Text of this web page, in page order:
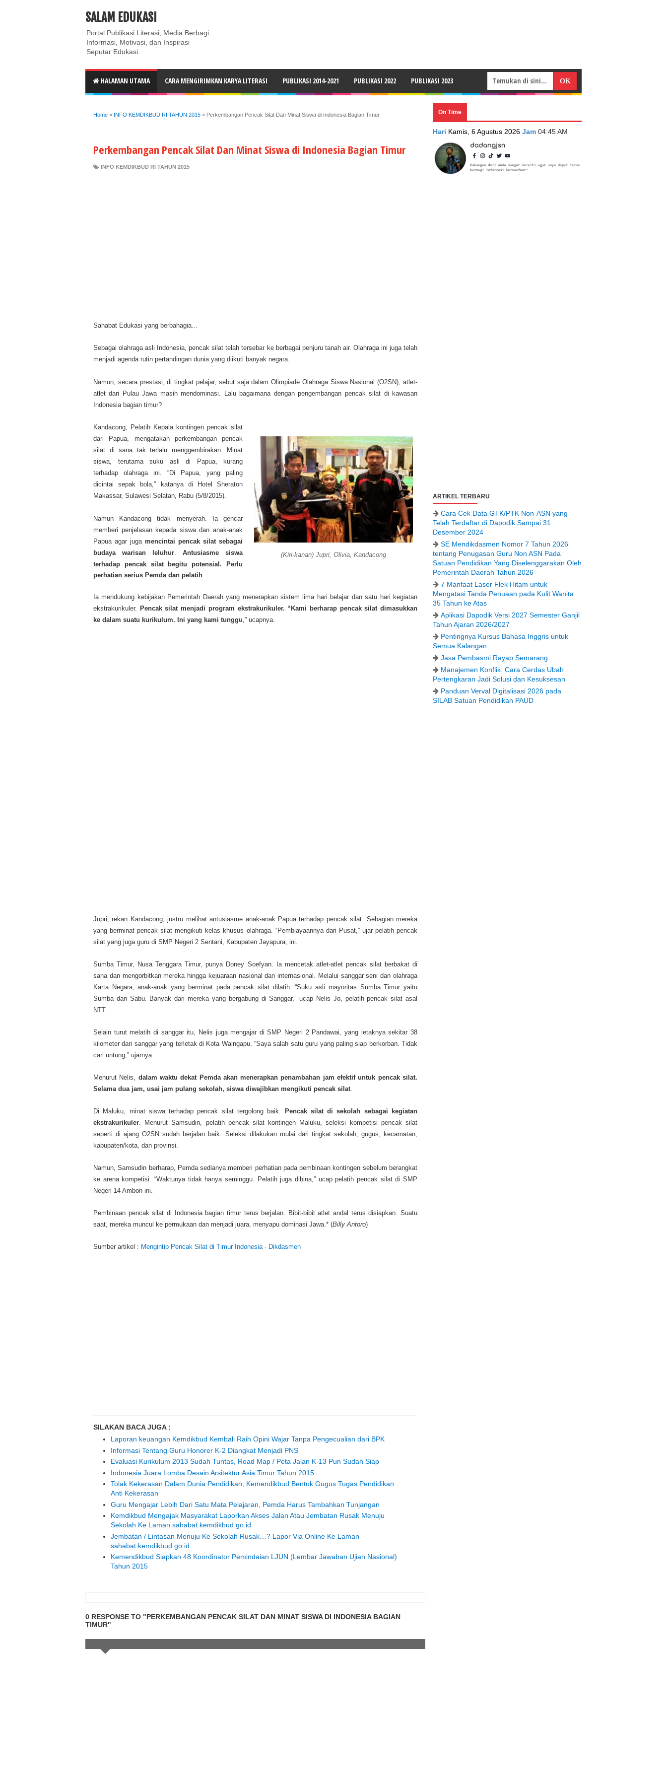
ABOUT CONTACT US
SALAM EDUKASI
Portal Publikasi Literasi, Media Berbagi
Informasi, Motivasi, dan Inspirasi
Seputar Edukasi.
HALAMAN UTAMA CARA MENGIRIMKAN KARYA LITERASI PUBLIKASI 2014-2021 PUBLIKASI 2022 PUBLIKASI 2023
Home » INFO KEMDIKBUD RI TAHUN 2015 » Perkembangan Pencak Silat Dan Minat Siswa di Indonesia Bagian Timur
Perkembangan Pencak Silat Dan Minat Siswa di Indonesia Bagian Timur
INFO KEMDIKBUD RI TAHUN 2015
Sahabat Edukasi yang berbahagia…
Sebagai olahraga asli Indonesia, pencak silat telah tersebar ke berbagai penjuru tanah air. Olahraga ini juga telah
menjadi agenda rutin pertandingan dunia yang diikuti banyak negara.
Namun, secara prestasi, di tingkat pelajar, sebut saja dalam Olimpiade Olahraga Siswa Nasional (O2SN), atlet-
atlet dari Pulau Jawa masih mendominasi. Lalu bagaimana dengan pengembangan pencak silat di kawasan
Indonesia bagian timur?
(Kiri-kanan) Jupri, Olivia, Kandacong
Kandacong, Pelatih Kepala kontingen pencak silat
dari Papua, mengatakan perkembangan pencak
silat di sana tak terlalu menggembirakan. Minat
siswa, terutama suku asli di Papua, kurang
terhadap olahraga ini. “Di Papua, yang paling
dicintai sepak bola,” katanya di Hotel Sheraton
Makassar, Sulawesi Selatan, Rabu (5/8/2015).
Namun Kandacong tidak menyerah. Ia gencar
memberi penjelasan kepada siswa dan anak-anak
Papua agar juga mencintai pencak silat sebagai
budaya warisan leluhur. Antusiasme siswa
terhadap pencak silat begitu potensial. Perlu
perhatian serius Pemda dan pelatih.
Ia mendukung kebijakan Pemerintah Daerah yang menerapkan sistem lima hari belajar dan satu hari kegiatan
ekstrakurikuler. Pencak silat menjadi program ekstrakurikuler. “Kami berharap pencak silat dimasukkan
ke dalam suatu kurikulum. Ini yang kami tunggu,” ucapnya.
Jupri, rekan Kandacong, justru melihat antusiasme anak-anak Papua terhadap pencak silat. Sebagian mereka
yang berminat pencak silat mengikuti kelas khusus olahraga. “Pembiayaannya dari Pusat,” ujar pelatih pencak
silat yang juga guru di SMP Negeri 2 Sentani, Kabupaten Jayapura, ini.
Sumba Timur, Nusa Tenggara Timur, punya Doney Soefyan. Ia mencetak atlet-atlet pencak silat berbakat di
sana dan mengorbitkan mereka hingga kejuaraan nasional dan internasional. Melalui sanggar seni dan olahraga
Karta Negara, anak-anak yang berminat pada pencak silat dilatih. “Suku asli mayoritas Sumba Timur yaitu
Sumba dan Sabu. Banyak dari mereka yang bergabung di Sanggar,” ucap Nelis Jo, pelatih pencak silat asal
NTT.
Selain turut melatih di sanggar itu, Nelis juga mengajar di SMP Negeri 2 Pandawai, yang letaknya sekitar 38
kilometer dari sanggar yang terletak di Kota Waingapu. “Saya salah satu guru yang paling siap berkorban. Tidak
cari untung,” ujarnya.
Menurut Nelis, dalam waktu dekat Pemda akan menerapkan penambahan jam efektif untuk pencak silat.
Selama dua jam, usai jam pulang sekolah, siswa diwajibkan mengikuti pencak silat.
Di Maluku, minat siswa terhadap pencak silat tergolong baik.
Pencak silat di sekolah sebagai kegiatan
ekstrakurikuler. Menurut Samsudin, pelatih pencak silat kontingen Maluku, seleksi kompetisi pencak silat
seperti di ajang O2SN sudah berjalan baik. Seleksi dilakukan mulai dari tingkat sekolah, gugus, kecamatan,
kabupaten/kota, dan provinsi.
Namun, Samsudin berharap, Pemda sedianya memberi perhatian pada pembinaan kontingen sebelum berangkat
ke arena kompetisi. “Waktunya tidak hanya seminggu. Pelatih juga dibina,” ucap pelatih pencak silat di SMP
Negeri 14 Ambon ini.
Pembinaan pencak silat di Indonesia bagian timur terus berjalan. Bibit-bibit atlet andal terus disiapkan. Suatu
saat, mereka muncul ke permukaan dan menjadi juara, menyapu dominasi Jawa.* (Billy Antoro)
Sumber artikel : Mengintip Pencak Silat di Timur Indonesia - Dikdasmen
SILAKAN BACA JUGA :
Laporan keuangan Kemdikbud Kembali Raih Opini Wajar Tanpa Pengecualian dari BPK
Informasi Tentang Guru Honorer K-2 Diangkat Menjadi PNS
Evaluasi Kurikulum 2013 Sudah Tuntas, Road Map / Peta Jalan K-13 Pun Sudah Siap
Indonesia Juara Lomba Desain Arsitektur Asia Timur Tahun 2015
Tolak Kekerasan Dalam Dunia Pendidikan, Kemendikbud Bentuk Gugus Tugas Pendidikan
Anti Kekerasan
Guru Mengajar Lebih Dari Satu Mata Pelajaran, Pemda Harus Tambahkan Tunjangan
Kemdikbud Mengajak Masyarakat Laporkan Akses Jalan Atau Jembatan Rusak Menuju
Sekolah Ke Laman sahabat.kemdikbud.go.id
Jembatan / Lintasan Menuju Ke Sekolah Rusak…? Lapor Via Online Ke Laman
sahabat.kemdikbud.go.id
Kemendikbud Siapkan 48 Koordinator Pemindaian LJUN (Lembar Jawaban Ujian Nasional)
Tahun 2015
0 RESPONSE TO "PERKEMBANGAN PENCAK SILAT DAN MINAT SISWA DI INDONESIA BAGIAN
TIMUR"
On Time
Hari Kamis, 6 Agustus 2026 Jam 04:45 AM
ARTIKEL TERBARU
Cara Cek Data GTK/PTK Non-ASN yang
Telah Terdaftar di Dapodik Sampai 31
Desember 2024
SE Mendikdasmen Nomor 7 Tahun 2026
tentang Penugasan Guru Non ASN Pada
Satuan Pendidikan Yang Diselenggarakan Oleh
Pemerintah Daerah Tahun 2026
7 Manfaat Laser Flek Hitam untuk
Mengatasi Tanda Penuaan pada Kulit Wanita
35 Tahun ke Atas
Aplikasi Dapodik Versi 2027 Semester Ganjil
Tahun Ajaran 2026/2027
Pentingnya Kursus Bahasa Inggris untuk
Semua Kalangan
Jasa Pembasmi Rayap Semarang
Manajemen Konflik: Cara Cerdas Ubah
Pertengkaran Jadi Solusi dan Kesuksesan
Panduan Verval Digitalisasi 2026 pada
SILAB Satuan Pendidikan PAUD